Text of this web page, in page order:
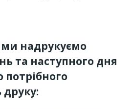
надрукуємо
та наступного дня
потрібного
друку: